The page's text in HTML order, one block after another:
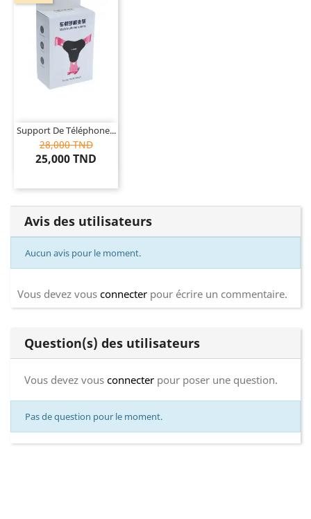
Support De Téléphone...
28,000 TND
25,000 TND
Avis des utilisateurs
Aucun avis pour le moment.
Vous devez vous connecter pour écrire un commentaire.
Question(s) des utilisateurs
Vous devez vous connecter pour poser une question.
Pas de question pour le moment.